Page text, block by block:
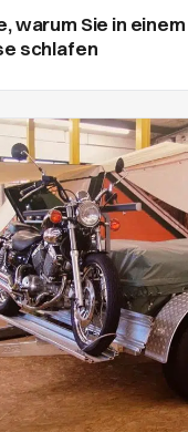
warum Sie in
schlafen